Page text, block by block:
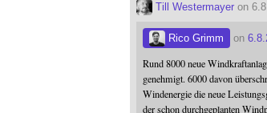
Till Westermayer on
Rico Grimm on
Rund 8000 neue
genehmigt. 6000 davon
Windenergie die neue
der schon durchgeplanten